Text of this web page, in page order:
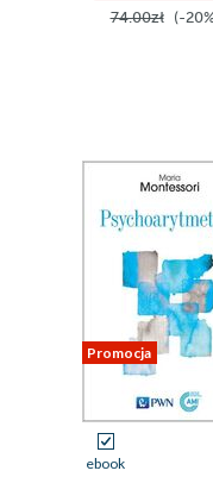
74.00zł (-
Promocja
ebook